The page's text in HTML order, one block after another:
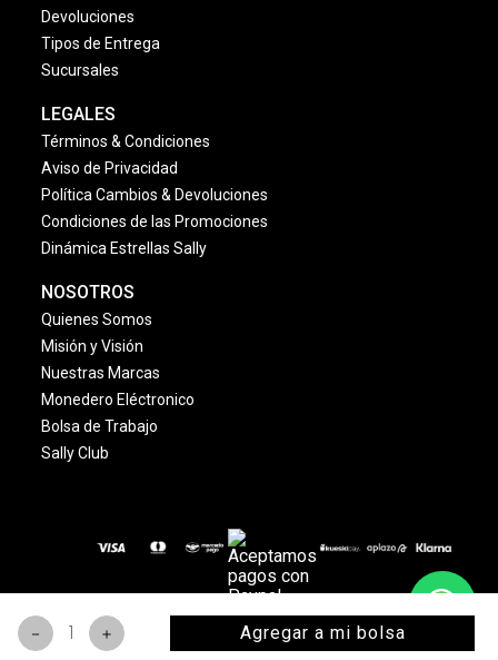
＋
－ Agregar a mi bolsa
Devoluciones
Tipos de Entrega
Sucursales
LEGALES
Términos & Condiciones
Aviso de Privacidad
Política Cambios & Devoluciones
Condiciones de las Promociones
Dinámica Estrellas Sally
NOSOTROS
Quienes Somos
Misión y Visión
Nuestras Marcas
Monedero Eléctronico
Bolsa de Trabajo
Sally Club
© 2024 Copyright. Todos los derechos reservados
www.sallybeauty.com.mx. | Marca registrada.